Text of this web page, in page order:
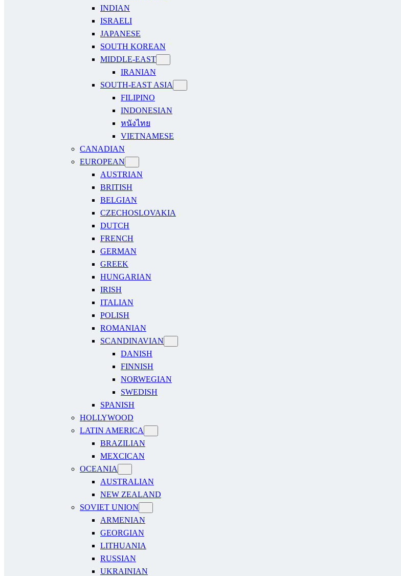
INDIAN
ISRAELI
JAPANESE
SOUTH KOREAN
MIDDLE-EAST
IRANIAN
SOUTH-EAST ASIA
FILIPINO
INDONESIAN
หนังไทย
VIETNAMESE
CANADIAN
EUROPEAN
AUSTRIAN
BRITISH
BELGIAN
CZECHOSLOVAKIA
DUTCH
FRENCH
GERMAN
GREEK
HUNGARIAN
IRISH
ITALIAN
POLISH
ROMANIAN
SCANDINAVIAN
DANISH
FINNISH
NORWEGIAN
SWEDISH
SPANISH
HOLLYWOOD
LATIN AMERICA
BRAZILIAN
MEXCICAN
OCEANIA
AUSTRALIAN
NEW ZEALAND
SOVIET UNION
ARMENIAN
GEORGIAN
LITHUANIA
RUSSIAN
UKRAINIAN